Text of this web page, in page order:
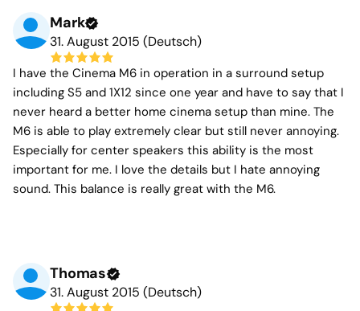
Mark
31. August 2015 (Deutsch)
I have the Cinema M6 in operation in a surround setup
including S5 and 1X12 since one year and have to say that I
never heard a better home cinema setup than mine. The
M6 is able to play extremely clear but still never annoying.
Especially for center speakers this ability is the most
important for me. I love the details but I hate annoying
sound. This balance is really great with the M6.
Thomas
31. August 2015 (Deutsch)